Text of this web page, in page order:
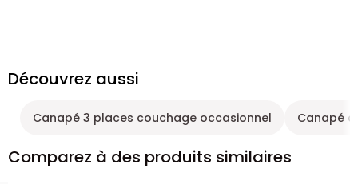
Découvrez aussi
Canapé 3 places couchage occasionnel Canapé
Comparez à des produits similaires